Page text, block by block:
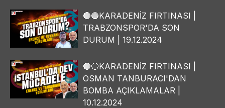
🔴🔵KARADENİZ FIRTINASI |
TRABZONSPOR'DA SON
DURUM | 19.12.2024
🔴🔵KARADENİZ FIRTINASI |
OSMAN TANBURACI'DAN
BOMBA AÇIKLAMALAR |
10.12.2024